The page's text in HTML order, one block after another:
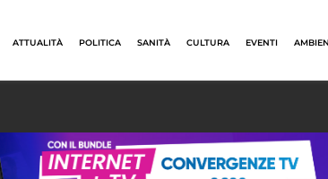
ATTUALITÀ POLITICA SANITÀ CULTURA EVENTI